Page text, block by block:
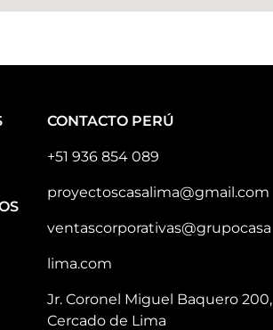
CONTACTO PERÚ
+51 936 854 089
proyectoscasalima@gmail.com
ventascorporativas@grupocasa
lima.com
Jr. Coronel Miguel Baquero 200,
Cercado de Lima